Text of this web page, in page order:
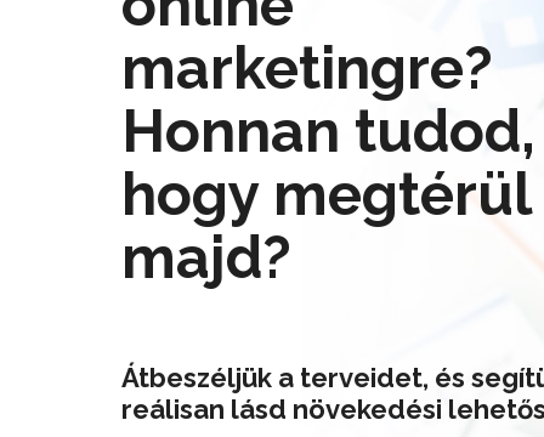
marketingre?
Honnan tudod,
hogy megtérül
majd?
Átbeszéljük a terveidet, és
reálisan lásd növekedési